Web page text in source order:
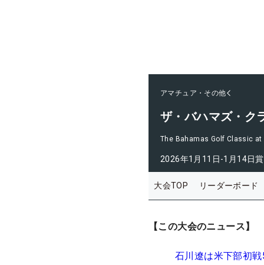
アマチュア・その他
ザ・バハマズ・ク
The Bahamas Golf Classic
2026年1月11日-1月14日
大会TOP リーダーボード
【この大会のニュース】
石川遼は米下部初